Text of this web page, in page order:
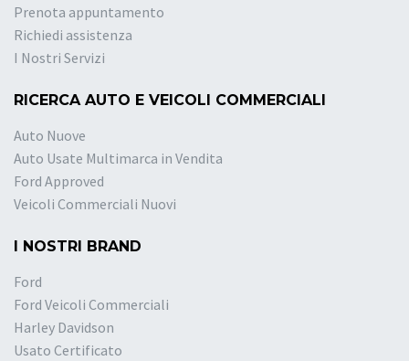
Prenota appuntamento
Richiedi assistenza
I Nostri Servizi
RICERCA AUTO E VEICOLI COMMERCIALI
Auto Nuove
Auto Usate Multimarca in Vendita
Ford Approved
Veicoli Commerciali Nuovi
I NOSTRI BRAND
Ford
Ford Veicoli Commerciali
Harley Davidson
Usato Certificato